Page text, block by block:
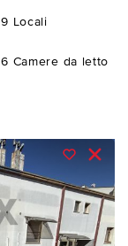
9 Locali
6 Camere da letto